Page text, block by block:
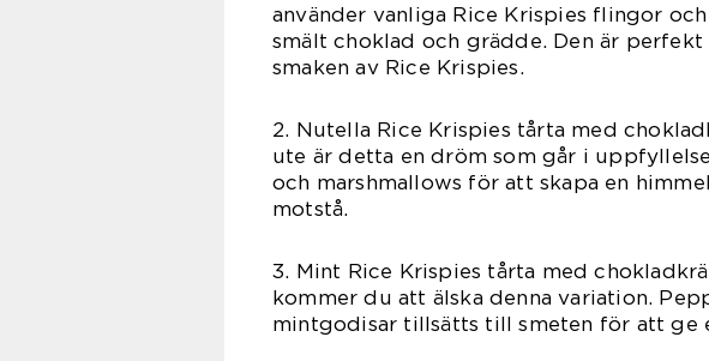
använder vanliga Rice Krispies flingor
smält choklad och grädde. Den är
smaken av Rice Krispies.
2. Nutella Rice Krispies tårta med
ute är detta en dröm som går i
och marshmallows för att skapa en
motstå.
3. Mint Rice Krispies tårta med
kommer du att älska denna variation.
mintgodisar tillsätts till smeten för att ge